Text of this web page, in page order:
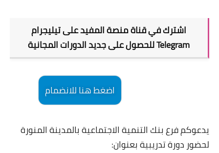
اشترك في قناة منصة المفيد على تيليجرام
Telegram للحصول على جديد الدورات المجانية
اضغط هنا للانضمام
يدعوكم فرع بنك التنمية الاجتماعية بالمدينة المنورة
لحضور دورة تدريبية بعنوان: